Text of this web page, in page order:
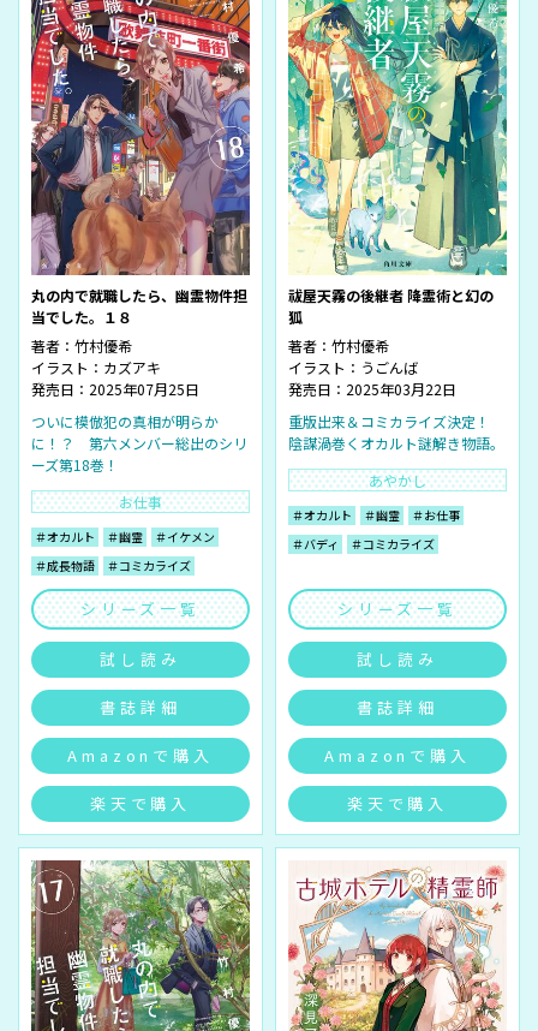
丸の内で就職したら、幽霊物件担
当でした。１８
著者： 竹村優希
イラスト： カズアキ
発売日：2025年07月25日
ついに模倣犯の真相が明らか
に！？ 第六メンバー総出のシリ
ーズ第18巻！
お仕事
＃オカルト ＃幽霊
＃イケメン
＃成長物語
＃コミカライズ
シリーズ一覧
試し読み
書誌詳細
Amazonで購入
楽天で購入
祓屋天霧の後継者 降霊術と幻の
狐
著者： 竹村優希
イラスト： うごんば
発売日：2025年03月22日
重版出来＆コミカライズ決定！
陰謀渦巻くオカルト謎解き物語。
あやかし
＃オカルト ＃幽霊
＃お仕事
＃バディ
＃コミカライズ
シリーズ一覧
試し読み
書誌詳細
Amazonで購入
楽天で購入